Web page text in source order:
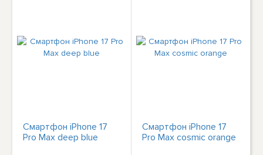
Смартфон iPhone 17
Pro Max deep blue
Смартфон iPhone 17
Pro Max cosmic orange